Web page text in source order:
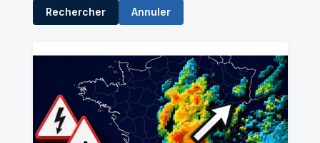
Rechercher Annuler